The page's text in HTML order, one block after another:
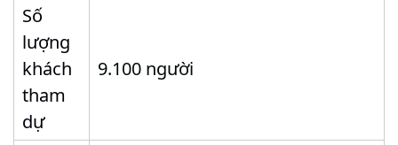
Số
lượng
khách
tham
dự
9.100 người